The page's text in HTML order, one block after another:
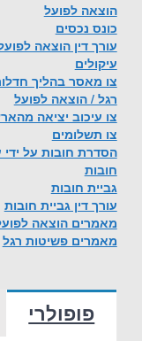
הוצאה לפועל
כונס נכסים
עורך דין הוצאה
עיקולים
צו מאסר בהליך
רגל / הוצאה לפועל
צו עיכוב יציאה
צו תשלומים
הסדרת חובות על ידי
חובות
גביית חובות
עורך דין גביית חובות
מאמרים הוצאה
מאמרים פשיטות רגל
פופולרי